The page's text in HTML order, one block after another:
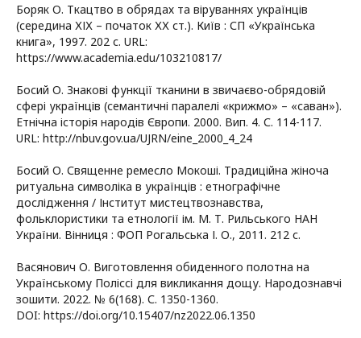
Боряк О. Ткацтво в обрядах та віруваннях українців
(середина ХІХ – початок ХХ ст.). Київ : СП «Українська
книга», 1997. 202 с. URL:
https://www.academia.edu/103210817/
Босий О. Знакові функції тканини в звичаєво-обрядовій
сфері українців (семантичні паралелі «крижмо» – «саван»).
Етнічна історія народів Європи. 2000. Вип. 4. С. 114-117.
URL: http://nbuv.gov.ua/UJRN/eine_2000_4_24
Босий О. Священне ремесло Мокоші. Традиційна жіноча
ритуальна символіка в українців : етнографічне
дослідження / Інститут мистецтвознавства,
фольклористики та етнології ім. М. Т. Рильського НАН
України. Вінниця : ФОП Рогальська І. О., 2011. 212 с.
Вaсянович О. Виготовлення обиденного полотна на
Українському Поліссі для викликання дощу. Народознавчі
зошити. 2022. № 6(168). С. 1350-1360.
DOI: https://doi.org/10.15407/nz2022.06.1350